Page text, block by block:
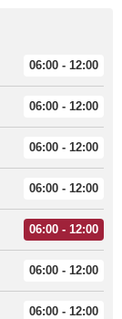
06:00 - 12:00
06:00 - 12:00
06:00 - 12:00
06:00 - 12:00
06:00 - 12:00
06:00 - 12:00
06:00 - 12:00